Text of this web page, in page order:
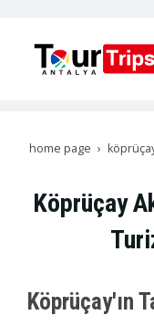
home page
Köprüçay
Köprüçay'ın